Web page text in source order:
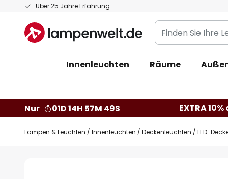
Über 25 Jahre Erfahrung
Zum
springen
Finden
Sie
Leuchte...
Innenleuchten Räume
Nur
01D 14H 57M 49S EXTRA
Lampen & Leuchten Innenleuchten Deckenleuchten LED-